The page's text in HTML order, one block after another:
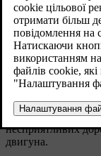
буксирування
в гірських
на високих
при
Вищезгадане
відстані при
Використовуйте
несприятливих
двигуна.